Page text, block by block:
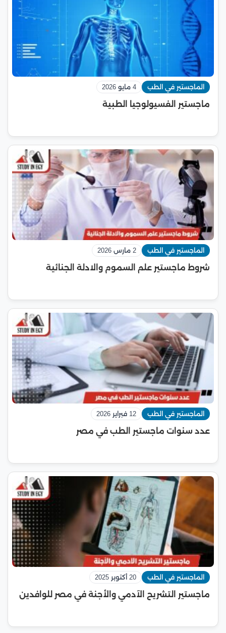
الماجستير في الطب 4 مايو 2026
ماجستير الفسيولوجيا الطبية
الماجستير في الطب 2 مارس 2026
شروط ماجستير علم السموم والادلة الجنائية
الماجستير في الطب 12 فبراير 2026
عدد سنوات ماجستير الطب في مصر
الماجستير في الطب 20 أكتوبر 2025
ماجستير التشريح الآدمي والأجنة في مصر للوافدين